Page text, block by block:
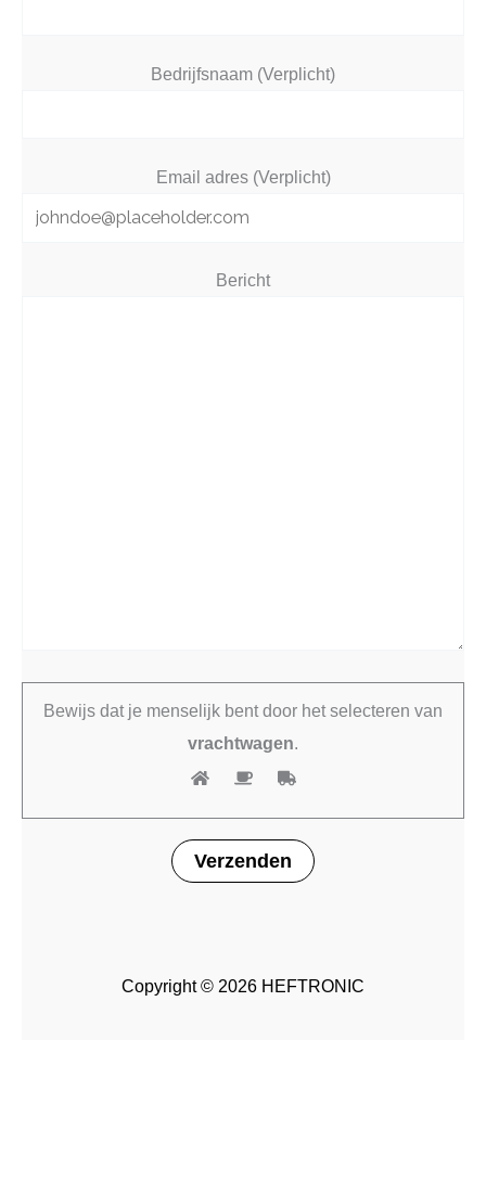
Bedrijfsnaam (Verplicht)
Email adres (Verplicht)
Bericht
Bewijs dat je menselijk bent door het selecteren van
vrachtwagen.
Copyright © 2026 HEFTRONIC